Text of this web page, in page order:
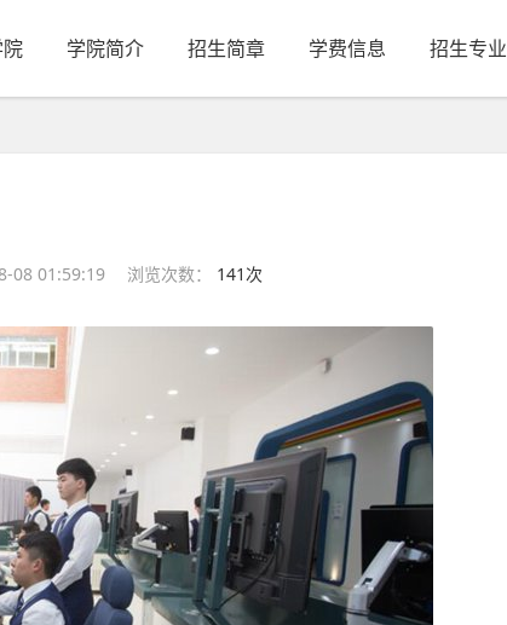
学院简介 招生简章 学费信息 招生专业
08 01:59:19 浏览次数： 141次